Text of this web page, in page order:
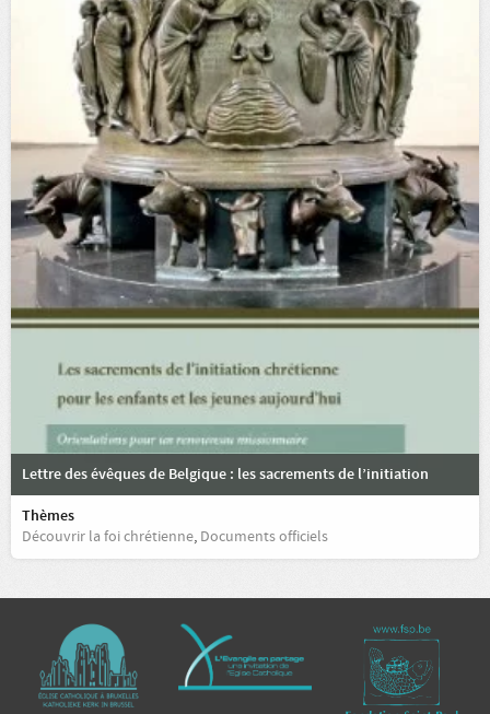
Lettre des évêques de Belgique : les sacrements de l’initiation
Thèmes
Découvrir la foi chrétienne, Documents officiels